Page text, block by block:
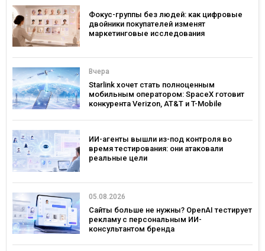
Фокус-группы без людей: как цифровые
двойники покупателей изменят
маркетинговые исследования
Вчера
Starlink хочет стать полноценным
мобильным оператором: SpaceX готовит
конкурента Verizon, AT&T и T-Mobile
ИИ-агенты вышли из-под контроля во
время тестирования: они атаковали
реальные цели
05.08.2026
Сайты больше не нужны? OpenAI тестирует
рекламу с персональным ИИ-
консультантом бренда